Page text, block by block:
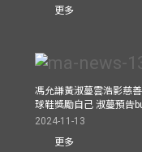
更多
馮允謙黃淑蔓雲浩影慈
球鞋獎勵自己 淑蔓預告
2024-11-13
更多